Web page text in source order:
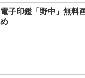
電子印鑑「野中」無料
め